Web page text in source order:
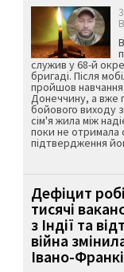
служив у 68-й
бригаді. Після
пройшов
Донеччину, а вже
бойового виходу
сім'я жила між
поки не отримала
підтвердження
Дефіцит
тисячі
з Індії та
війна
Івано-